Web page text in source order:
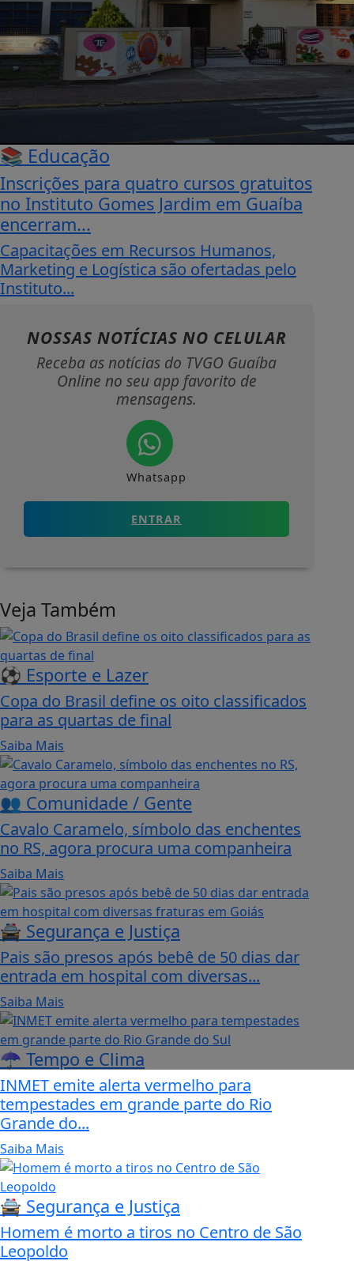
📚 Educação
Inscrições para quatro cursos gratuitos
no Instituto Gomes Jardim em Guaíba
encerram...
Capacitações em Recursos Humanos,
Marketing e Logística são ofertadas pelo
Instituto...
NOSSAS NOTÍCIAS NO CELULAR
Receba as notícias do TVGO Guaíba
Online no seu app favorito de
mensagens.
Whatsapp
ENTRAR
Veja Também
⚽ Esporte e Lazer
Copa do Brasil define os oito classificados
para as quartas de final
Saiba Mais
👥 Comunidade / Gente
Cavalo Caramelo, símbolo das enchentes
no RS, agora procura uma companheira
Saiba Mais
🚔 Segurança e Justiça
Pais são presos após bebê de 50 dias dar
entrada em hospital com diversas...
Saiba Mais
☂️ Tempo e Clima
INMET emite alerta vermelho para
tempestades em grande parte do Rio
Grande do...
Saiba Mais
🚔 Segurança e Justiça
Homem é morto a tiros no Centro de São
Leopoldo